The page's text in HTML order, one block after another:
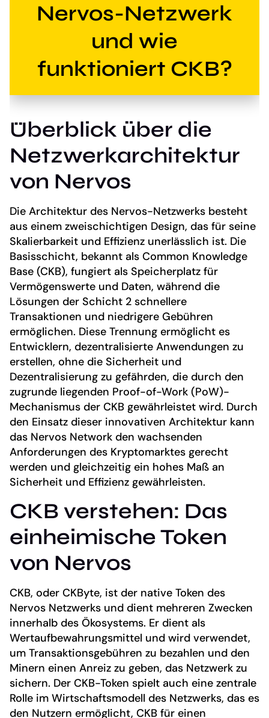
Nervos-Netzwerk
und wie
funktioniert CKB?
Überblick über die
Netzwerkarchitektur
von Nervos
Die Architektur des Nervos-Netzwerks besteht
aus einem zweischichtigen Design, das für seine
Skalierbarkeit und Effizienz unerlässlich ist. Die
Basisschicht, bekannt als Common Knowledge
Base (CKB), fungiert als Speicherplatz für
Vermögenswerte und Daten, während die
Lösungen der Schicht 2 schnellere
Transaktionen und niedrigere Gebühren
ermöglichen. Diese Trennung ermöglicht es
Entwicklern, dezentralisierte Anwendungen zu
erstellen, ohne die Sicherheit und
Dezentralisierung zu gefährden, die durch den
zugrunde liegenden Proof-of-Work (PoW)-
Mechanismus der CKB gewährleistet wird. Durch
den Einsatz dieser innovativen Architektur kann
das Nervos Network den wachsenden
Anforderungen des Kryptomarktes gerecht
werden und gleichzeitig ein hohes Maß an
Sicherheit und Effizienz gewährleisten.
CKB verstehen: Das
einheimische Token
von Nervos
CKB, oder CKByte, ist der native Token des
Nervos Netzwerks und dient mehreren Zwecken
innerhalb des Ökosystems. Er dient als
Wertaufbewahrungsmittel und wird verwendet,
um Transaktionsgebühren zu bezahlen und den
Minern einen Anreiz zu geben, das Netzwerk zu
sichern. Der CKB-Token spielt auch eine zentrale
Rolle im Wirtschaftsmodell des Netzwerks, das es
den Nutzern ermöglicht, CKB für einen